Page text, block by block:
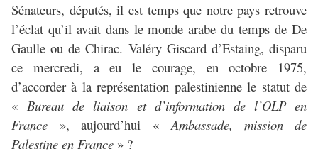
Sénateurs, députés, il est temps que notre pays retrouve
l’éclat qu’il avait dans le monde arabe du temps de De
Gaulle ou de Chirac. Valéry Giscard d’Estaing, disparu
ce mercredi, a eu le courage, en octobre 1975,
d’accorder à la représentation palestinienne le statut de
«Bureau de liaison et d’information de l’OLP en
France », aujourd’hui «Ambassade, mission de
Palestine en France » ?